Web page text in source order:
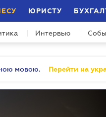
ЮРИСТУ
Интервью
мовою. Перейти на